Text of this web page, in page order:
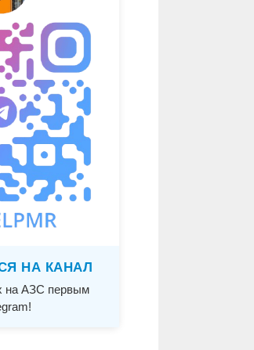
НА КАНАЛ
на АЗС первым